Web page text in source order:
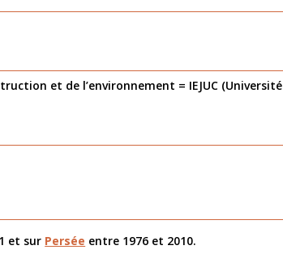
et de l’environnement = IEJUC (Université
et sur Persée entre 1976 et 2010.